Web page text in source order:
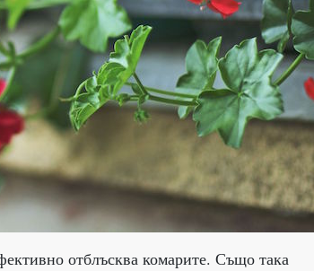
отблъсква комарите. Също така